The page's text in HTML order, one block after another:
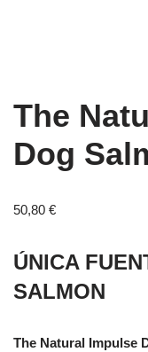
The
Dog
50,80 €
ÚNICA
SALMON
The Natural Impulse